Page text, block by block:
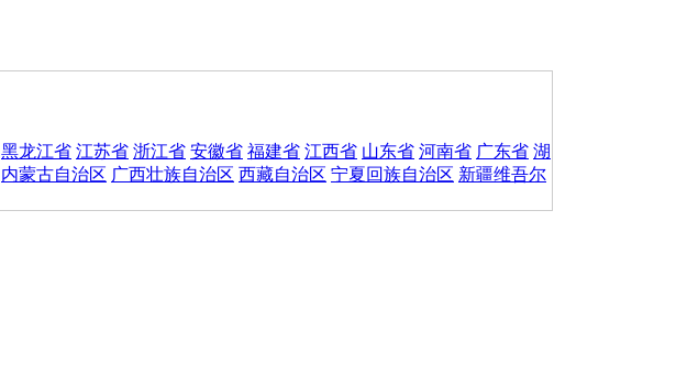
黑龙江省 江苏省 浙江省 安徽省 福建省 江西省 山东省 河南省 广东省 湖
内蒙古自治区 广西壮族自治区 西藏自治区 宁夏回族自治区 新疆维吾尔